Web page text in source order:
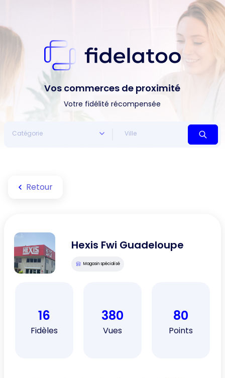
Vos commerces de proximité
Votre fidélité récompensée
Retour
Hexis Fwi Guadeloupe
Magasin spécialisé
16
Fidèles
380
Vues
80
Points